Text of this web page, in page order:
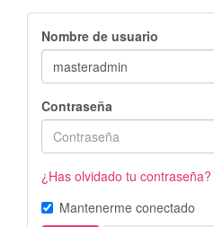
Nombre de usuario
Contraseña
¿Has olvidado tu contraseña?
Mantenerme conectado